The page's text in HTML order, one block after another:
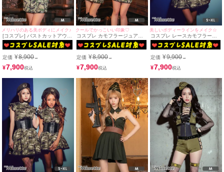
メリハリのある美ボディにメイク♪
[コスプレ] バストカットアウト
ジッパー セクシー タイト カモ
フラージュ アーミー ポリス [4
ット/ヘアピン2本)
定価 ¥8,900→
¥7,900
クールでかっこいい印象♡
コスプレ カモフラージュアー
ミーガール体型カバーツインポ
リス [4点セット] (ワンピース/
定価 ¥8,900→
¥7,900
美しいボディーラインをメイク☆
コスプレ レースカモフラージ
ュバストジップコルセットベル
トアーミーガールフレアスカー
(ワンピース/ミニハット/ヘアピ
ン2本)(S～XL)
定価 ¥9,900→
¥7,900